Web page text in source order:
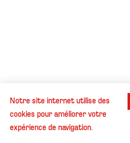
InstagramContactCookies
© Henri Beaufour - Tous
Notre site internet utilise des
cookies pour améliorer votre
expérience de navigation.